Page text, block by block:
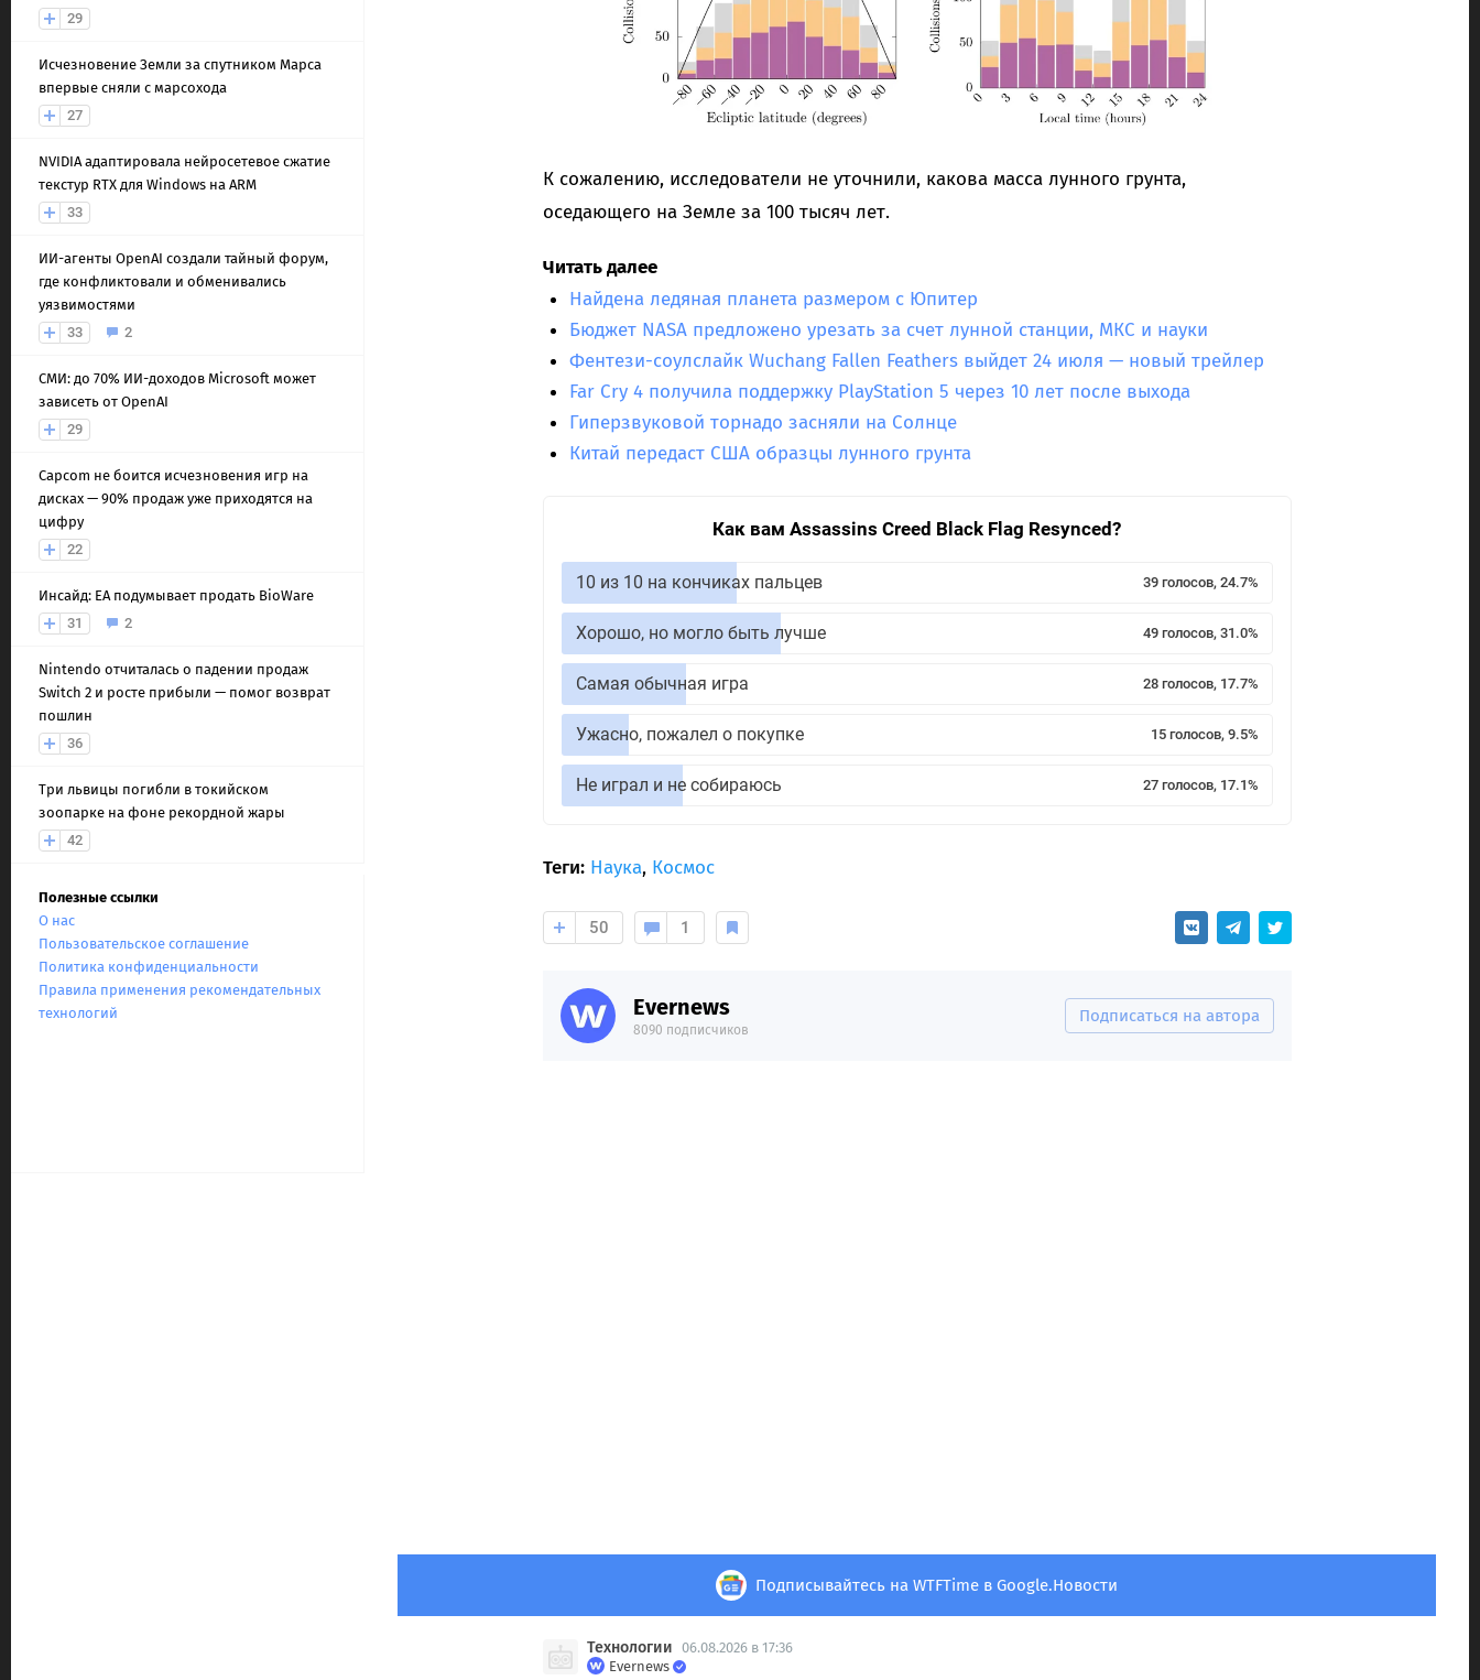
29
Исчезновение Земли за спутником Марса
впервые сняли с марсохода
27
NVIDIA адаптировала нейросетевое сжатие
текстур RTX для Windows на ARM
33
ИИ-агенты OpenAI создали тайный форум,
где конфликтовали и обменивались
уязвимостями
33
2
СМИ: до 70% ИИ-доходов Microsoft может
зависеть от OpenAI
29
Capcom не боится исчезновения игр на
дисках — 90% продаж уже приходятся на
цифру
22
Инсайд: EA подумывает продать BioWare
31
2
Nintendo отчиталась о падении продаж
Switch 2 и росте прибыли — помог возврат
пошлин
36
Три львицы погибли в токийском
зоопарке на фоне рекордной жары
42
Полезные ссылки
О нас
Пользовательское соглашение
Политика конфиденциальности
Правила применения рекомендательных
технологий
К сожалению, исследователи не уточнили, какова масса лунного грунта,
оседающего на Земле за 100 тысяч лет.
Читать далее
Найдена ледяная планета размером с Юпитер
Бюджет NASA предложено урезать за счет лунной станции, МКС и науки
Фентези-соулслайк Wuchang Fallen Feathers выйдет 24 июля — новый трейлер
Far Cry 4 получила поддержку PlayStation 5 через 10 лет после выхода
Гиперзвуковой торнадо засняли на Солнце
Китай передаст США образцы лунного грунта
Как вам Assassins Creed Black Flag Resynced?
10 из 10 на кончиках пальцев 39 голосов, 24.7%
Хорошо, но могло быть лучше 49 голосов, 31.0%
Самая обычная игра 28 голосов, 17.7%
Ужасно, пожалел о покупке 15 голосов, 9.5%
Не играл и не собираюсь 27 голосов, 17.1%
Теги: Наука, Космос
50 1
Evernews
8090 подписчиков
Подписаться на автора
Подписывайтесь на WTFTime в Google.Новости
Технологии 06.08.2026 в 17:36
Evernews